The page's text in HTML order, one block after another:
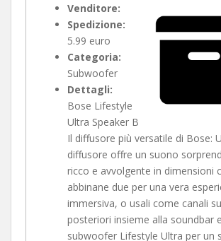
Venditore:
Spedizione:
5.99 euro
Categoria:
Subwoofer
Dettagli:
Bose Lifestyle
Ultra Speaker B
Il diffusore più versatile di Bose:
diffusore offre un suono
ricco e avvolgente in dimensioni
abbinane due per una vera
immersiva, o usali come canali
posteriori insieme alla soundbar
subwoofer Lifestyle Ultra per un